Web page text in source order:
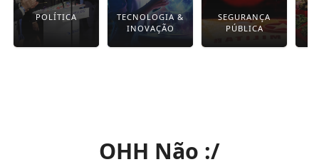
POLÍTICA
TECNOLOGIA &
INOVAÇÃO
SEGURANÇA
PÚBLICA
OHH Não :/